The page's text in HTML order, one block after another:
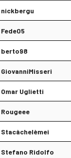
nickbergu
Fede05
berto98
GiovanniMisseri
Omar Uglietti
Rougeee
Stacàchelèmei
Stefano Ridolfo